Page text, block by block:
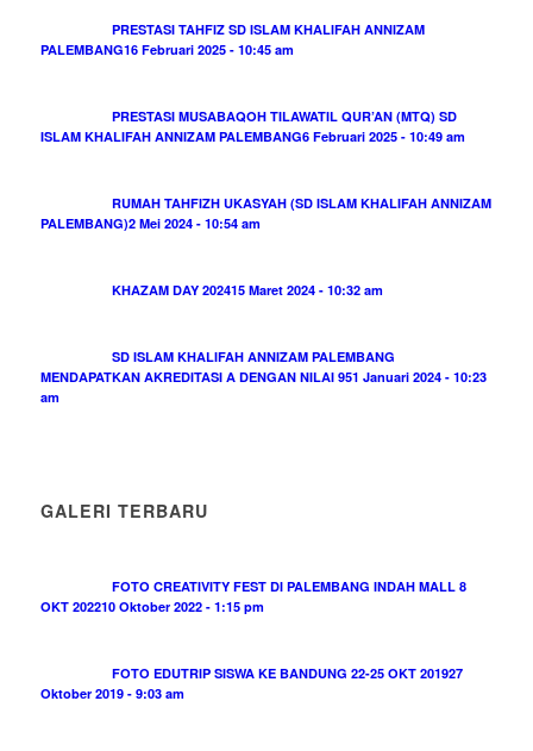
PRESTASI TAHFIZ SD ISLAM KHALIFAH ANNIZAM
PALEMBANG16 Februari 2025 - 10:45 am
PRESTASI MUSABAQOH TILAWATIL QUR’AN (MTQ) SD
ISLAM KHALIFAH ANNIZAM PALEMBANG6 Februari 2025 - 10:49 am
RUMAH TAHFIZH UKASYAH (SD ISLAM KHALIFAH ANNIZAM
PALEMBANG)2 Mei 2024 - 10:54 am
KHAZAM DAY 202415 Maret 2024 - 10:32 am
SD ISLAM KHALIFAH ANNIZAM PALEMBANG
MENDAPATKAN AKREDITASI A DENGAN NILAI 951 Januari 2024 - 10:23
am
GALERI TERBARU
FOTO CREATIVITY FEST DI PALEMBANG INDAH MALL 8
OKT 202210 Oktober 2022 - 1:15 pm
FOTO EDUTRIP SISWA KE BANDUNG 22-25 OKT 201927
Oktober 2019 - 9:03 am